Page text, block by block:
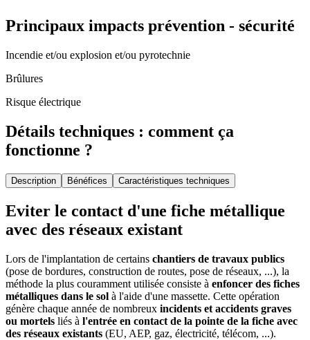
Principaux impacts prévention - sécurité
Incendie et/ou explosion et/ou pyrotechnie
Brûlures
Risque électrique
Détails techniques : comment ça
fonctionne ?
Description Bénéfices Caractéristiques techniques
Eviter le contact d'une fiche métallique
avec des réseaux existant
Lors de l'implantation de certains chantiers de travaux publics
(pose de bordures, construction de routes, pose de réseaux, ...), la
méthode la plus couramment utilisée consiste à enfoncer des fiches
métalliques dans le sol à l'aide d'une massette. Cette opération
génère chaque année de nombreux incidents et accidents graves
ou mortels liés à l'entrée en contact de la pointe de la fiche avec
des réseaux existants (EU, AEP, gaz, électricité, télécom, ...).